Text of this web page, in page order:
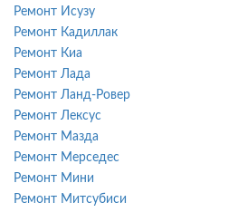
Ремонт Исузу
Ремонт Кадиллак
Ремонт Киа
Ремонт Лада
Ремонт Ланд-Ровер
Ремонт Лексус
Ремонт Мазда
Ремонт Мерседес
Ремонт Мини
Ремонт Митсубиси